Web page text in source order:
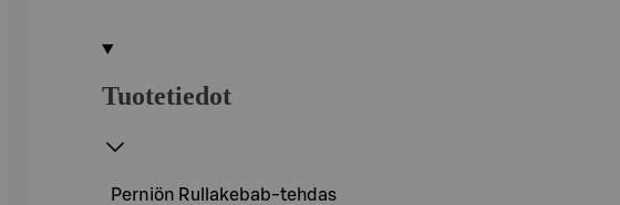
Tuotetiedot
Perniön Rullakebab-tehdas